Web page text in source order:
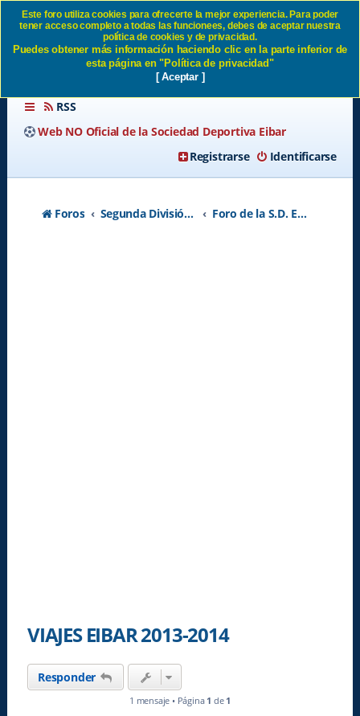
VIAJES EIBAR 2013-2014 SD
Eibar
RSS
Web NO Oficial de la Sociedad Deportiva Eibar
Identificarse
Registrarse
Foros Segunda División A - Temporada 2026-2027 Foro de la S.D. Eibar
VIAJES EIBAR 2013-2014
Responder
1 mensaje • Página 1 de 1
Este foro utiliza cookies para ofrecerte la mejor experiencia. Para poder
tener acceso completo a todas las funcionees, debes de aceptar nuestra
política de cookies y de privacidad.
Puedes obtener más información haciendo clic en la parte inferior de
esta página en "Política de privacidad"
[ Aceptar ]